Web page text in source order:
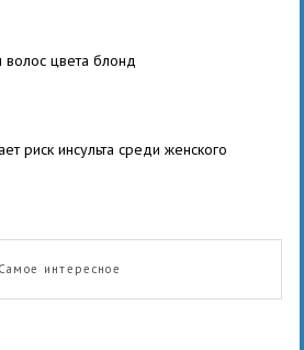
волос цвета блонд
риск инсульта среди женского
Самое интересное